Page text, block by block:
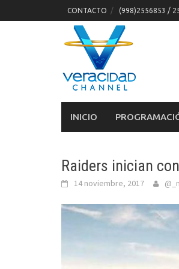
to
CONTACTO (998)2556853 /
INICIO
Raiders inician
14 noviembre, 2017